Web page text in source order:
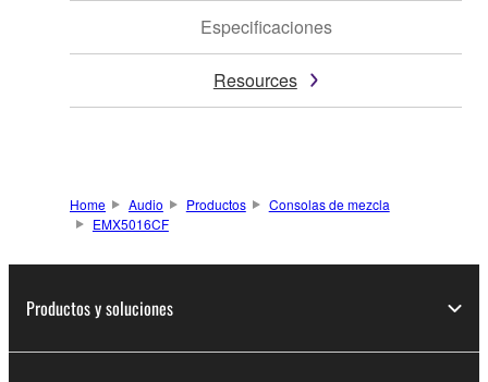
Especificaciones
Resources
Home Audio Productos
Consolas de mezcla
EMX5016CF
Productos y soluciones